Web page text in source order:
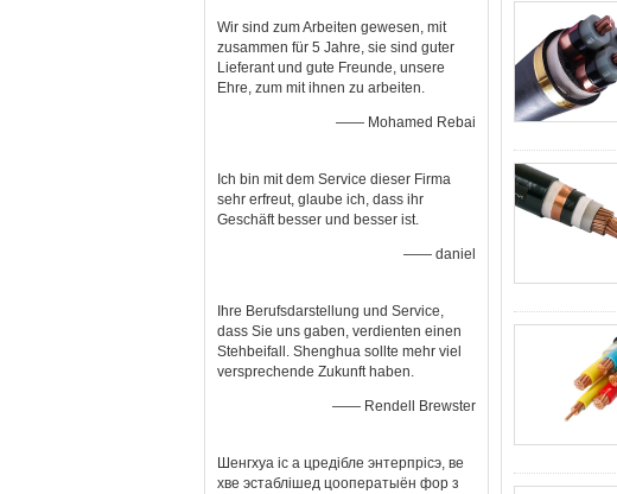
Wir sind zum Arbeiten gewesen, mit
zusammen für 5 Jahre, sie sind guter
Lieferant und gute Freunde, unsere
Ehre, zum mit ihnen zu arbeiten.
—— Mohamed Rebai
Ich bin mit dem Service dieser Firma
sehr erfreut, glaube ich, dass ihr
Geschäft besser und besser ist.
—— daniel
Ihre Berufsdarstellung und Service,
dass Sie uns gaben, verdienten einen
Stehbeifall. Shenghua sollte mehr viel
versprechende Zukunft haben.
—— Rendell Brewster
Шенгхуа іс а цредібле энтерпрісэ, ве
хве эстаблішед цооператыён фор з